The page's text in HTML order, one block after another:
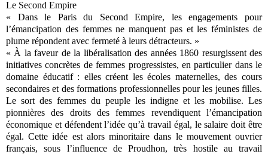
Le Second Empire
« Dans le Paris du Second Empire, les engagements pour
l’émancipation des femmes ne manquent pas et les féministes de
plume répondent avec fermeté à leurs détracteurs. »
« À la faveur de la libéralisation des années 1860 resurgissent des
initiatives concrètes de femmes progressistes, en particulier dans le
domaine éducatif : elles créent les écoles maternelles, des cours
secondaires et des formations professionnelles pour les jeunes filles.
Le sort des femmes du peuple les indigne et les mobilise. Les
pionnières des droits des femmes revendiquent l’émancipation
économique et défendent l’idée qu’à travail égal, le salaire doit être
égal. Cette idée est alors minoritaire dans le mouvement ouvrier
français, sous l’influence de Proudhon, très hostile au travail